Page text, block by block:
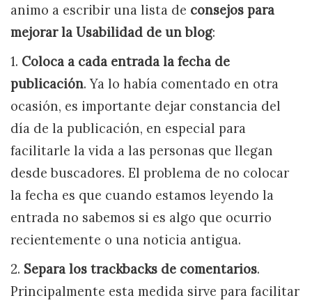
animo a escribir una lista de consejos para
mejorar la Usabilidad de un blog:
1. Coloca a cada entrada la fecha de
publicación. Ya lo había comentado en otra
ocasión, es importante dejar constancia del
día de la publicación, en especial para
facilitarle la vida a las personas que llegan
desde buscadores. El problema de no colocar
la fecha es que cuando estamos leyendo la
entrada no sabemos si es algo que ocurrio
recientemente o una noticia antigua.
2. Separa los trackbacks de comentarios.
Principalmente esta medida sirve para facilitar